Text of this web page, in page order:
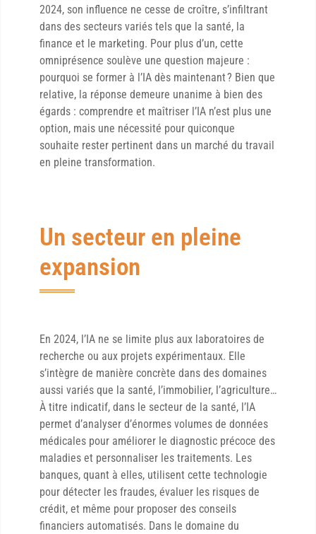
2024, son influence ne cesse de croître, s’infiltrant
dans des secteurs variés tels que la santé, la
finance et le marketing. Pour plus d’un, cette
omniprésence soulève une question majeure :
pourquoi se former à l’IA dès maintenant ? Bien que
relative, la réponse demeure unanime à bien des
égards : comprendre et maîtriser l’IA n’est plus une
option, mais une nécessité pour quiconque
souhaite rester pertinent dans un marché du travail
en pleine transformation.
Un secteur en pleine
expansion
En 2024, l’IA ne se limite plus aux laboratoires de
recherche ou aux projets expérimentaux. Elle
s’intègre de manière concrète dans des domaines
aussi variés que la santé, l’immobilier, l’agriculture…
À titre indicatif, dans le secteur de la santé, l’IA
permet d’analyser d’énormes volumes de données
médicales pour améliorer le diagnostic précoce des
maladies et personnaliser les traitements. Les
banques, quant à elles, utilisent cette technologie
pour détecter les fraudes, évaluer les risques de
crédit, et même pour proposer des conseils
financiers automatisés. Dans le domaine du